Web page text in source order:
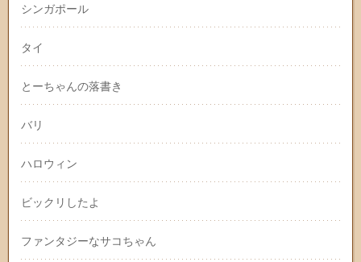
シンガポール
タイ
とーちゃんの落書き
バリ
ハロウィン
ビックリしたよ
ファンタジーなサコちゃん